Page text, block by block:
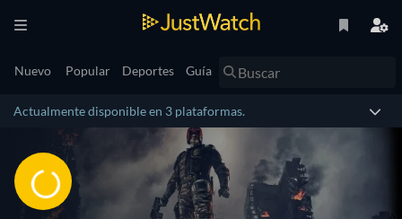
Nuevo Popular Deportes Guía
Actualmente disponible en 3 plataformas.